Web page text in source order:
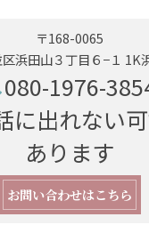
〒168-0065
浜田山３丁目６−１ 1K
080-1976-
に出れない
あります
お問い合わせはこちら